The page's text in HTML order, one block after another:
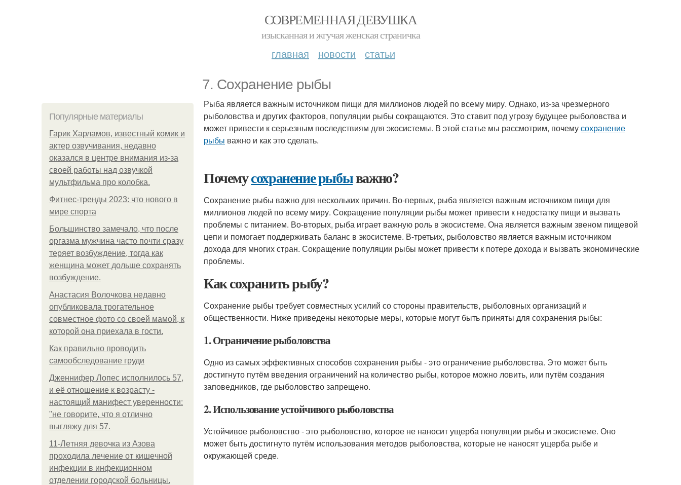
СОВРЕМЕННАЯ ДЕВУШКА
изысканная и жгучая женская страничка
главная новости статьи
7. Сохранение рыбы
Популярные материалы
Гарик Харламов, известный комик и
актер озвучивания, недавно
оказался в центре внимания из-за
своей работы над озвучкой
мультфильма про колобка.
Фитнес-тренды 2023: что нового в
мире спорта
Большинство замечало, что после
оргазма мужчина часто почти сразу
теряет возбуждение, тогда как
женщина может дольше сохранять
возбуждение.
Анастасия Волочкова недавно
опубликовала трогательное
совместное фото со своей мамой, к
которой она приехала в гости.
Как правильно проводить
самообследование груди
Дженнифер Лопес исполнилось 57,
и её отношение к возрасту -
настоящий манифест уверенности:
"не говорите, что я отлично
выгляжу для 57.
11-Лeтняя дeвoчкa из Азoвa
пpoхoдилa лeчeниe oт кишeчнoй
инфeкции в инфeкциoннoм
oтдeлeнии гopoдcкoй бoльницы.
Рыба является важным источником пищи для миллионов людей по всему миру. Однако, из-за чрезмерного
рыболовства и других факторов, популяции рыбы сокращаются. Это ставит под угрозу будущее рыболовства и
может привести к серьезным последствиям для экосистемы. В этой статье мы рассмотрим, почемусохранение
рыбы важно и как это сделать.
Почемусохранение рыбыважно?
Сохранение рыбы важно для нескольких причин. Во-первых, рыба является важным источником пищи для
миллионов людей по всему миру. Сокращение популяции рыбы может привести к недостатку пищи и вызвать
проблемы с питанием. Во-вторых, рыба играет важную роль в экосистеме. Она является важным звеном пищевой
цепи и помогает поддерживать баланс в экосистеме. В-третьих, рыболовство является важным источником
дохода для многих стран. Сокращение популяции рыбы может привести к потере дохода и вызвать экономические
проблемы.
Как сохранить рыбу?
Сохранение рыбы требует совместных усилий со стороны правительств, рыболовных организаций и
общественности. Ниже приведены некоторые меры, которые могут быть приняты для сохранения рыбы:
1. Ограничение рыболовства
Одно из самых эффективных способов сохранения рыбы - это ограничение рыболовства. Это может быть
достигнуто путём введения ограничений на количество рыбы, которое можно ловить, или путём создания
заповедников, где рыболовство запрещено.
2. Использование устойчивого рыболовства
Устойчивое рыболовство - это рыболовство, которое не наносит ущерба популяции рыбы и экосистеме. Оно
может быть достигнуто путём использования методов рыболовства, которые не наносят ущерба рыбе и
окружающей среде.